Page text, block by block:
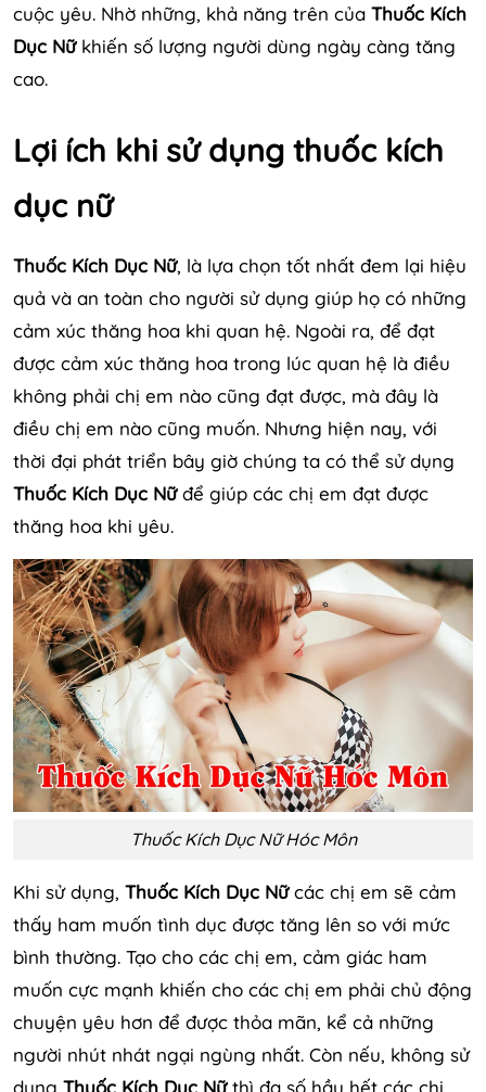
cuộc yêu. Nhờ những, khả năng trên của Thuốc Kích
Dục Nữkhiến số lượng người dùng ngày càng tăng
cao.
Lợi ích khi sử dụng thuốc kích
dục nữ
Thuốc Kích Dục Nữ, là lựa chọn tốt nhất đem lại hiệu
quả và an toàn cho người sử dụng giúp họ có những
cảm xúc thăng hoa khi quan hệ. Ngoài ra, để đạt
được cảm xúc thăng hoa trong lúc quan hệ là điều
không phải chị em nào cũng đạt được, mà đây là
điều chị em nào cũng muốn. Nhưng hiện nay, với
thời đại phát triển bây giờ chúng ta có thể sử dụng
Thuốc Kích Dục Nữđể giúp các chị em đạt được
thăng hoa khi yêu.
Thuốc Kích Dục Nữ Hóc Môn
Khi sử dụng, Thuốc Kích Dục Nữcác chị em sẽ cảm
thấy ham muốn tình dục được tăng lên so với mức
bình thường. Tạo cho các chị em, cảm giác ham
muốn cực mạnh khiến cho các chị em phải chủ động
chuyện yêu hơn để được thỏa mãn, kể cả những
người nhút nhát ngại ngùng nhất. Còn nếu, không sử
dụng Thuốc Kích Dục Nữthì đa số hầu hết các chị